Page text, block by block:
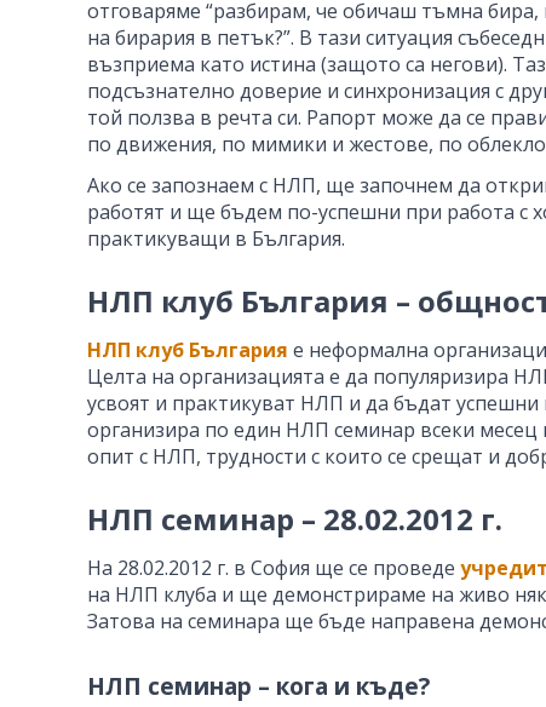
отговаряме “разбирам, че обичаш тъмна
на бирария в петък?”. В тази ситуация
възприема като истина (защото са негови).
подсъзнателно доверие и синхронизация с
той ползва в речта си. Рапорт може да се
по движения, по мимики и жестове, по
Ако се запознаем с НЛП, ще започнем да
работят и ще бъдем по-успешни при работа
практикуващи в България.
НЛП клуб България –
НЛП клуб България е неформална
Целта на организацията е да популяризира
усвоят и практикуват НЛП и да бъдат
организира по един НЛП семинар всеки месец
опит с НЛП, трудности с които се срещат и
НЛП семинар – 28.02.2012 г.
На 28.02.2012 г. в София ще се проведе
на НЛП клуба и ще демонстрираме на живо
Затова на семинара ще бъде направена
НЛП семинар – кога и къде?